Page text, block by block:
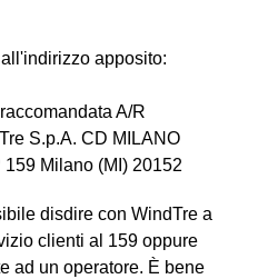
apposito:
A/R
S.p.A. CD MILANO
Milano (MI) 20152
disdire con WindTre a
clienti al 159 oppure
ad un operatore. È bene